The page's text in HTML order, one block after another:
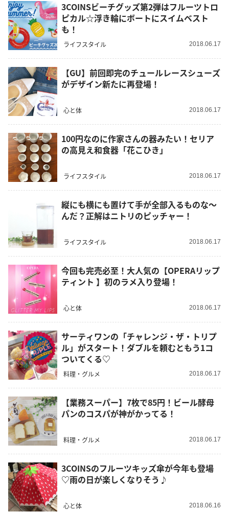
3COINSビーチグッズ第2弾はフルーツトロ
ピカル☆浮き輪にボートにスイムベスト
も！
ライフスタイル 2018.06.17
【GU】前回即完のチュールレースシューズ
がデザイン新たに再登場！
心と体 2018.06.17
100円なのに作家さんの器みたい！セリア
の高見え和食器「花こひき」
ライフスタイル 2018.06.17
縦にも横にも置けて手が全部入るものな～
んだ？正解はニトリのピッチャー！
ライフスタイル 2018.06.17
今回も完売必至！大人気の【OPERAリップ
ティント 】初のラメ入り登場！
心と体 2018.06.17
サーティワンの「チャレンジ・ザ・トリプ
ル」がスタート！ダブルを頼むともう1コ
ついてくる♡
料理・グルメ 2018.06.17
【業務スーパー】7枚で85円！ビール酵母
パンのコスパが神がかってる！
料理・グルメ 2018.06.17
3COINSのフルーツキッズ傘が今年も登場
♡雨の日が楽しくなりそう♪
心と体 2018.06.16